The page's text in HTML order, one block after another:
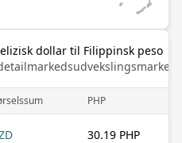
dollar til Filippinsk peso
PHP
30.19 PHP